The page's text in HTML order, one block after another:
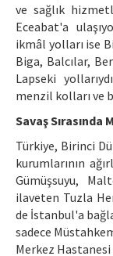
ve sağlık
Eceabat'a
ikmâl yolları ise
Biga, Balcılar,
Lapseki
menzil kolları ve
Savaş Sırasında
Türkiye, Birinci
kurumlarının
Gümüşsuyu,
ilaveten Tuzla
de İstanbul'a
sadece
Merkez